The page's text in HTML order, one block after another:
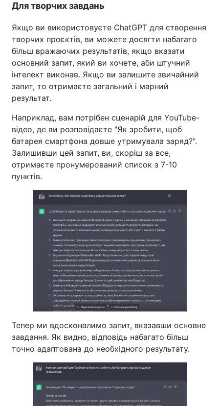
Для творчих завдань
Якщо ви використовуєте ChatGPT для створення
творчих проєктів, ви можете досягти набагато
більш вражаючих результатів, якщо вказати
основний запит, який ви хочете, аби штучний
інтелект виконав. Якщо ви залишите звичайний
запит, то отримаєте загальний і марний
результат.
Наприклад, вам потрібен сценарій для YouTube-
відео, де ви розповідаєте "Як зробити, щоб
батарея смартфона довше утримувала заряд?".
Залишивши цей запит, ви, скоріш за все,
отримаєте пронумерований список з 7-10
пунктів.
Тепер ми вдосконалимо запит, вказавши основне
завдання. Як видно, відповідь набагато більш
точно адаптована до необхідного результату.